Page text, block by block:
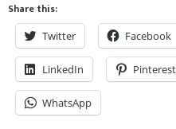
Share this:
Twitter Facebook
LinkedIn Pinterest
WhatsApp